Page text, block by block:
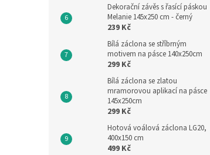
Dekorační závěs s řasící páskou
Melanie 145x250 cm - černý
239 Kč
Bílá záclona se stříbrným
motivem na pásce 140x250cm
299 Kč
Bílá záclona se zlatou
mramorovou aplikací na pásce
145x250cm
299 Kč
Hotová voálová záclona LG20,
400x150 cm
499 Kč